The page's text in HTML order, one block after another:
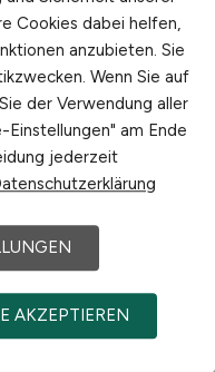
– und so auch
Ihrer
visuell erweitert
gezielten
wie
Cookies dabei helfen,
anzubieten. Sie
Wenn Sie auf
der Verwendung aller
Einstellungen" am Ende
jederzeit
AKZEPTIEREN